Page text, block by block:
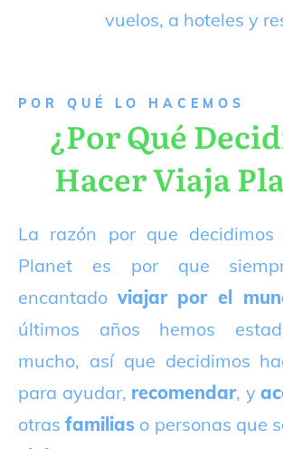
vuelos, a hoteles y
P OR QUÉ LO HACEMOS
¿Por Qué
Hacer Viaja
La razón por que decidimos
Planet es por que
encantado viajar por el
últimos años hemos
mucho, así que decidimos
para ayudar, recomendar, y
otrasfamilias o personas que